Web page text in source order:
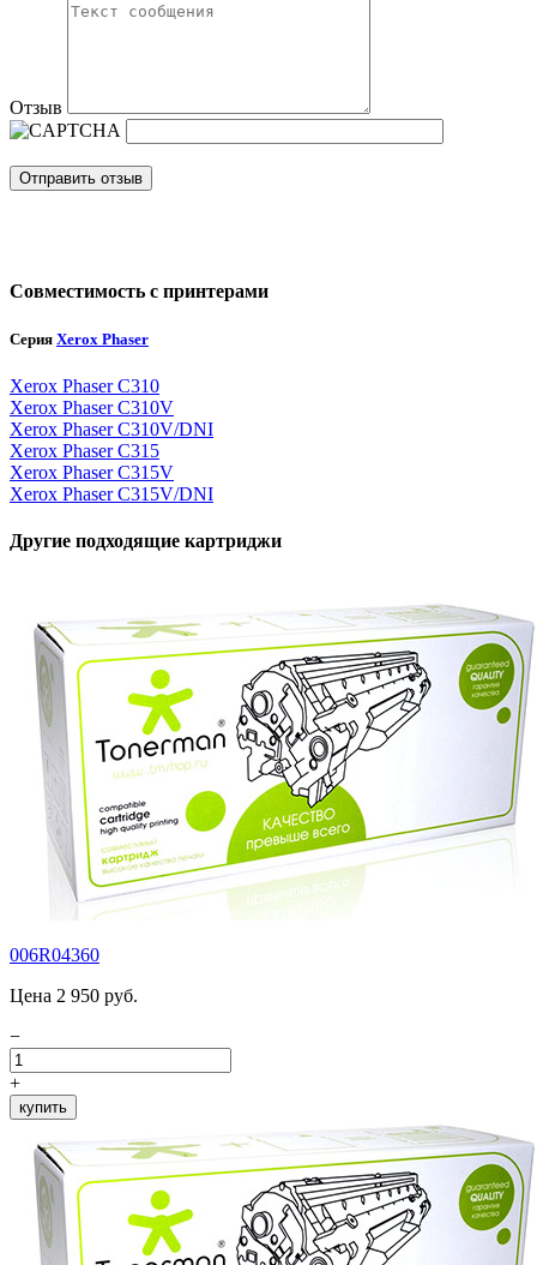
Отзыв
Отправить отзыв
Совместимость с принтерами
Серия Xerox Phaser
Xerox Phaser C310
Xerox Phaser C310V
Xerox Phaser C310V/DNI
Xerox Phaser C315
Xerox Phaser C315V
Xerox Phaser C315V/DNI
Другие подходящие картриджи
006R04360
Цена 2 950 руб.
−
+
купить